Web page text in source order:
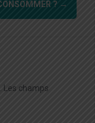
? →
Les champs